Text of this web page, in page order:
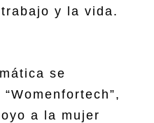
y la vida.
se
a la mujer